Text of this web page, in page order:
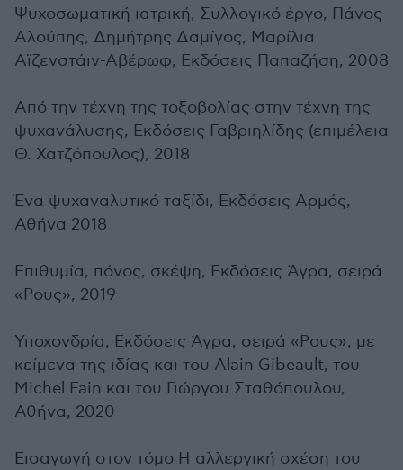
Ψυχοσωματική ιατρική, Συλλογικό έργο, Πάνος
Αλούπης, Δημήτρης Δαμίγος, Μαρίλια
Αϊζενστάιν-Αβέρωφ, Εκδόσεις Παπαζήση, 2008
Από την τέχνη της τοξοβολίας στην τέχνη της
ψυχανάλυσης, Εκδόσεις Γαβριηλίδης (επιμέλεια
Θ. Χατζόπουλος), 2018
Ένα ψυχαναλυτικό ταξίδι, Εκδόσεις Αρμός,
Αθήνα 2018
Επιθυμία, πόνος, σκέψη, Εκδόσεις Άγρα, σειρά
«Ρους», 2019
Υποχονδρία, Εκδόσεις Άγρα, σειρά «Ρους», με
κείμενα της ιδίας και του Alain Gibeault, του
Michel Fain και του Γιώργου Σταθόπουλου,
Αθήνα, 2020
Εισαγωγή στον τόμο Η αλλεργική σχέση του